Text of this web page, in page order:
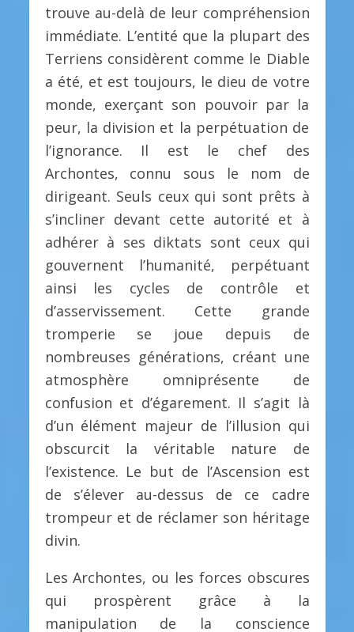
trouve au-delà de leur compréhension
immédiate. L’entité que la plupart des
Terriens considèrent comme le Diable
a été, et est toujours, le dieu de votre
monde, exerçant son pouvoir par la
peur, la division et la perpétuation de
l’ignorance. Il est le chef des
Archontes, connu sous le nom de
dirigeant. Seuls ceux qui sont prêts à
s’incliner devant cette autorité et à
adhérer à ses diktats sont ceux qui
gouvernent l’humanité, perpétuant
ainsi les cycles de contrôle et
d’asservissement. Cette grande
tromperie se joue depuis de
nombreuses générations, créant une
atmosphère omniprésente de
confusion et d’égarement. Il s’agit là
d’un élément majeur de l’illusion qui
obscurcit la véritable nature de
l’existence. Le but de l’Ascension est
de s’élever au-dessus de ce cadre
trompeur et de réclamer son héritage
divin.
Les Archontes, ou les forces obscures
qui prospèrent grâce à la
manipulation de la conscience